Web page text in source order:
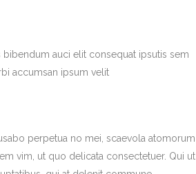
auci elit consequat ipsutis sem
accumsan ipsum velit
perpetua no mei, scaevola atomorum
vim, ut quo delicata consectetuer. Qui ut